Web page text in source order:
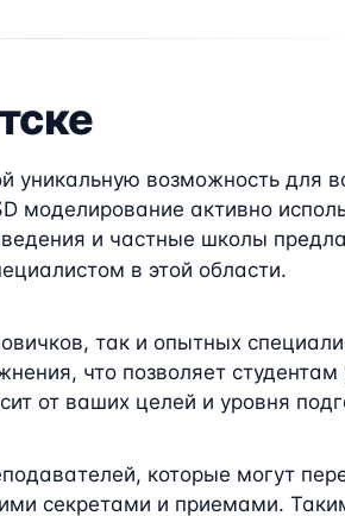
возможность для
активно
и частные школы
в этой области.
так и опытных
что позволяет студентам
от ваших целей и уровня
которые могут
секретами и приемами.